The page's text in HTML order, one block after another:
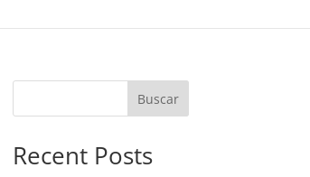
Buscar
Recent Posts